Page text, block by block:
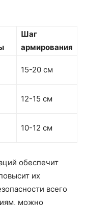
Шаг
армирования
15-20 см
12-15 см
10-12 см
обеспечит
их
всего
можно